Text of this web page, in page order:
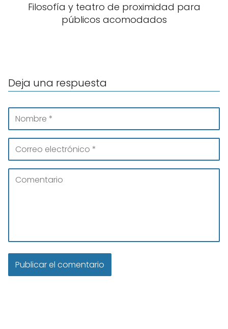
Filosofía y teatro de proximidad para
públicos acomodados
Deja una respuesta